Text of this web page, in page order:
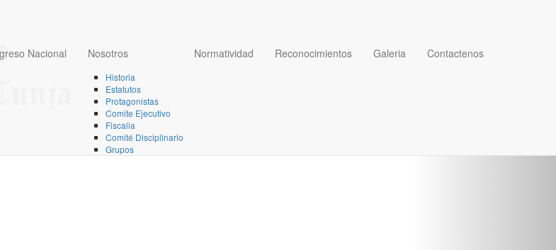
Nacional Nosotros
Historia
Estatutos
Protagonistas
Comite Ejecutivo
Fiscalia
Comité Disciplinario
Grupos
Normatividad Reconocimientos Galeria Contactenos